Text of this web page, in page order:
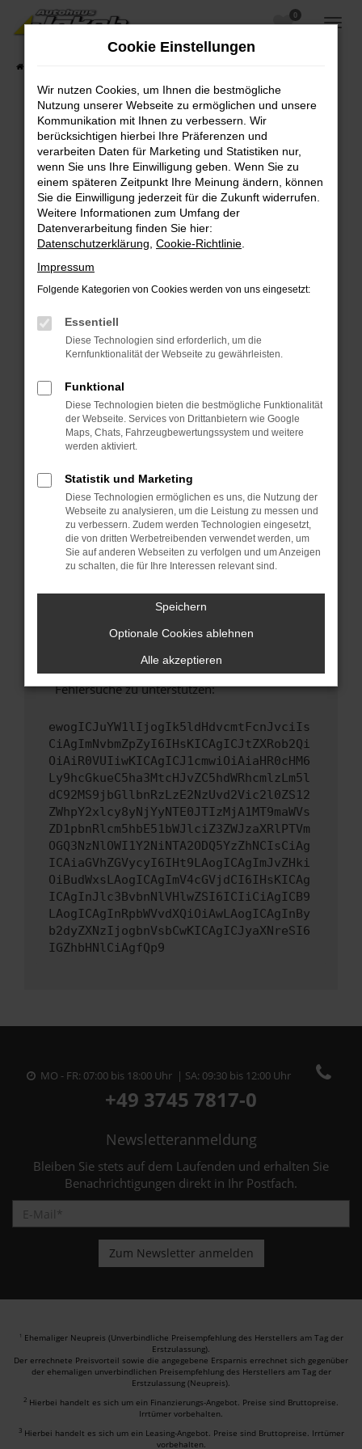
Zum
Hauptinhalt
0
Fehler: Network Error
Beim Laden ist ein Fehler aufgetreten.
Hier sind ein paar Tipps, die dir helfen können:
Überprüfe deine Firewall und deine
Internetverbindung.
Laden andere Webseiten, zum Beispiel deine
Suchmaschine?
Prüfe deine Browsererweiterungen.
Manche Erweiterungen, wie Werbeblocker,
können das Laden bestimmter Seiten
verhindern. Funktioniert die Seite in einem
Fenster?
Starte dein Gerät neu.
Das kann manchmal helfen, vorübergehende
Probleme zu beheben.
Betriebssystem auf dem neuesten Stand
sind.
Veraltete Software birgt nicht nur ein
Sicherheitsrisiko, sondern kann auch dazu
führen, dass bestimmte Funktionen nicht mehr
unterstützt werden.
Wende dich an den Webseitenbetreiber.
Wenn du alle oben genannten Schritte versucht
hast, kontaktiere uns bitte. Wir werden
versuchen, das Problem zu beheben. Du kannst
uns diesen Text schicken, um uns bei der
Fehlersuche zu unterstützen:
ewogICJuYW1lIjogIk5ldHdvcmtFcnJvciIs
CiAgImNvbmZpZyI6IHsKICAgICJtZXRob2Qi
OiAiR0VUIiwKICAgICJ1cmwiOiAiaHR0cHM6
Ly9hcGkueC5ha3MtcHJvZC5hdWRhcmlzLm5l
dC92MS9jbGllbnRzLzE2NzUvd2Vic2l0ZS12
ZWhpY2xlcy8yNjYyNTE0JTIzMjA1MT9maWVs
ZD1pbnRlcm5hbE51bWJlciZ3ZWJzaXRlPTVm
OGQ3NzNlOWI1Y2NiNTA2ODQ5YzZhNCIsCiAg
ICAiaGVhZGVycyI6IHt9LAogICAgImJvZHki
OiBudWxsLAogICAgImV4cGVjdCI6IHsKICAg
ICAgInJlc3BvbnNlVHlwZSI6ICIiCiAgICB9
LAogICAgInRpbWVvdXQiOiAwLAogICAgInBy
b2dyZXNzIjogbnVsbCwKICAgICJyaXNreSI6
IGZhbHNlCiAgfQp9
MO - FR: 07:00 bis 18:00 Uhr | SA: 09:30 bis 12:00 Uhr
+49 3745 7817-0
Newsletteranmeldung
Bleiben Sie stets auf dem Laufenden und erhalten Sie
Benachrichtigungen direkt in Ihr Postfach.
1 Ehemaliger Neupreis (Unverbindliche Preisempfehlung des Herstellers am Tag der
Erstzulassung).
Der errechnete Preisvorteil sowie die angegebene Ersparnis errechnet sich gegenüber
der ehemaligen unverbindlichen Preisempfehlung des Herstellers am Tag der
Erstzulassung (Neupreis).
2 Hierbei handelt es sich um ein Finanzierungs-Angebot. Preise sind Bruttopreise.
Irrtümer vorbehalten.
3 Hierbei handelt es sich um ein Leasing-Angebot. Preise sind Bruttopreise. Irrtümer
vorbehalten.
Cookie Einstellungen
Wir nutzen Cookies, um Ihnen die bestmögliche
Nutzung unserer Webseite zu ermöglichen und unsere
Kommunikation mit Ihnen zu verbessern. Wir
berücksichtigen hierbei Ihre Präferenzen und
verarbeiten Daten für Marketing und Statistiken nur,
wenn Sie uns Ihre Einwilligung geben. Wenn Sie zu
einem späteren Zeitpunkt Ihre Meinung ändern, können
Sie die Einwilligung jederzeit für die Zukunft widerrufen.
Weitere Informationen zum Umfang der
Datenverarbeitung finden Sie hier:
Datenschutzerklärung Cookie-Richtlinie
Impressum
Folgende Kategorien von Cookies werden von uns eingesetzt:
Essentiell
Diese Technologien sind erforderlich, um die
Kernfunktionalität der Webseite zu gewährleisten.
Funktional
Diese Technologien bieten die bestmögliche Funktionalität
der Webseite. Services von Drittanbietern wie Google
Maps, Chats, Fahrzeugbewertungssystem und weitere
werden aktiviert.
Statistik und Marketing
Diese Technologien ermöglichen es uns, die Nutzung der
Webseite zu analysieren, um die Leistung zu messen und
zu verbessern. Zudem werden Technologien eingesetzt,
die von dritten Werbetreibenden verwendet werden, um
Sie auf anderen Webseiten zu verfolgen und um Anzeigen
zu schalten, die für Ihre Interessen relevant sind.
Speichern
Optionale Cookies ablehnen
Alle akzeptieren